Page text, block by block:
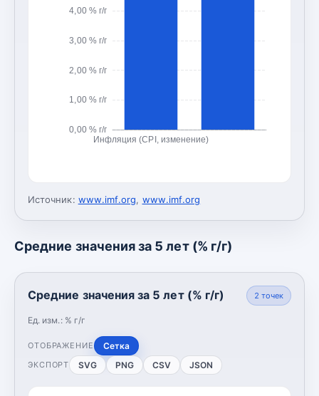
0,00 % г/г
1,00 % г/г
2,00 % г/г
3,00 % г/г
4,00 % г/г
Инфляция (CPI, изменение)
Источник: www.imf.org, www.imf.org
Средние значения за 5 лет (% г/г)
Средние значения за 5 лет (% г/г)
Ед. изм.: % г/г
2 точек
ОТОБРАЖЕНИЕ Сетка
ЭКСПОРТ SVG PNG CSV JSON